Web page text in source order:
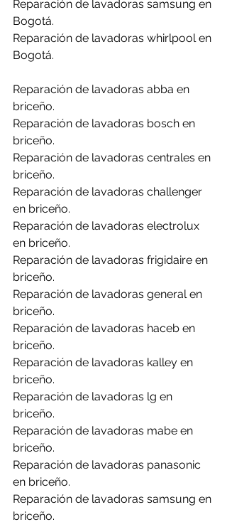
Reparación de lavadoras samsung en
Bogotá.
Reparación de lavadoras whirlpool en
Bogotá.
Reparación de lavadoras abba en
briceño.
Reparación de lavadoras bosch en
briceño.
Reparación de lavadoras centrales en
briceño.
Reparación de lavadoras challenger
en briceño.
Reparación de lavadoras electrolux
en briceño.
Reparación de lavadoras frigidaire en
briceño.
Reparación de lavadoras general en
briceño.
Reparación de lavadoras haceb en
briceño.
Reparación de lavadoras kalley en
briceño.
Reparación de lavadoras lg en
briceño.
Reparación de lavadoras mabe en
briceño.
Reparación de lavadoras panasonic
en briceño.
Reparación de lavadoras samsung en
briceño.